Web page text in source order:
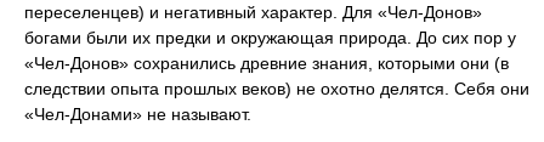
переселенцев) и негативный характер. Для «Чел-Донов»
богами были их предки и окружающая природа. До сих пор у
«Чел-Донов» сохранились древние знания, которыми они (в
следствии опыта прошлых веков) не охотно делятся. Себя они
«Чел-Донами» не называют.